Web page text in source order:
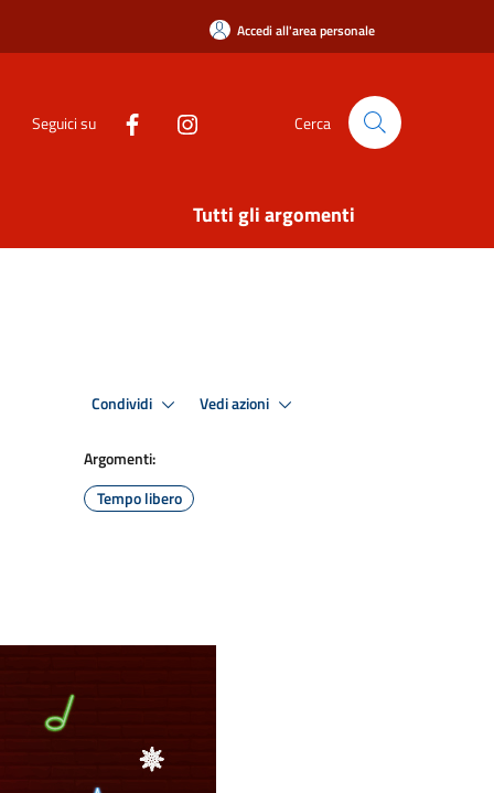
Accedi all'area personale
Seguici su Cerca
Tutti gli argomenti
Condividi Vedi azioni
Argomenti:
Tempo libero